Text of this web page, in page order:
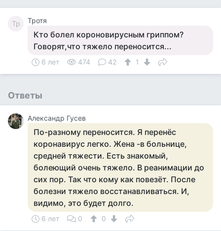
Тр Тротя
Кто болел короновирусным гриппом?
Говорят,что тяжело переносится...
6 лет 474 42 1
Ответы
Александр Гусев
По-разному переносится. Я перенёс
коронавирус легко. Жена -в больнице,
средней тяжести. Есть знакомый,
болеющий очень тяжело. В реанимации до
сих пор. Так что кому как повезёт. После
болезни тяжело восстанавливаться. И,
видимо, это будет долго.
6 лет 0 0